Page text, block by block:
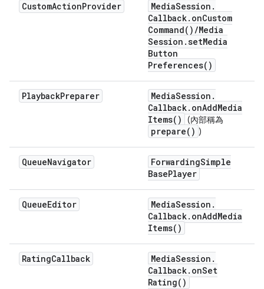
CustomActionProvider MediaSession .
Callback. onCustom
Command( ) /Media
Session .setMedia
Button
Preferences( )
PlaybackPreparer MediaSession .
Callback. onAddMedia
Items( ) (內部稱為
prepare( ) )
QueueNavigator ForwardingSimple
BasePlayer
QueueEditor MediaSession .
Callback. onAddMedia
Items( )
RatingCallback MediaSession .
Callback. onSet
Rating( )